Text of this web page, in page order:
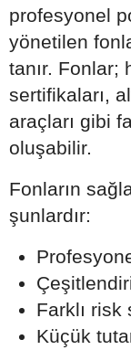
profesyonel
yönetilen
tanır. Fonlar;
sertifikaları,
araçları gibi
oluşabilir.
Fonların
şunlardır:
Farklı
Küçük